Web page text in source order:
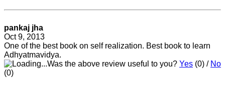
pankaj jha
Oct 9, 2013
One of the best book on self realization. Best book to learn
Adhyatmavidya.
Was the above review useful to you? Yes (0) / No
(0)